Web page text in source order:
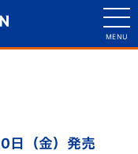
日（金）発売